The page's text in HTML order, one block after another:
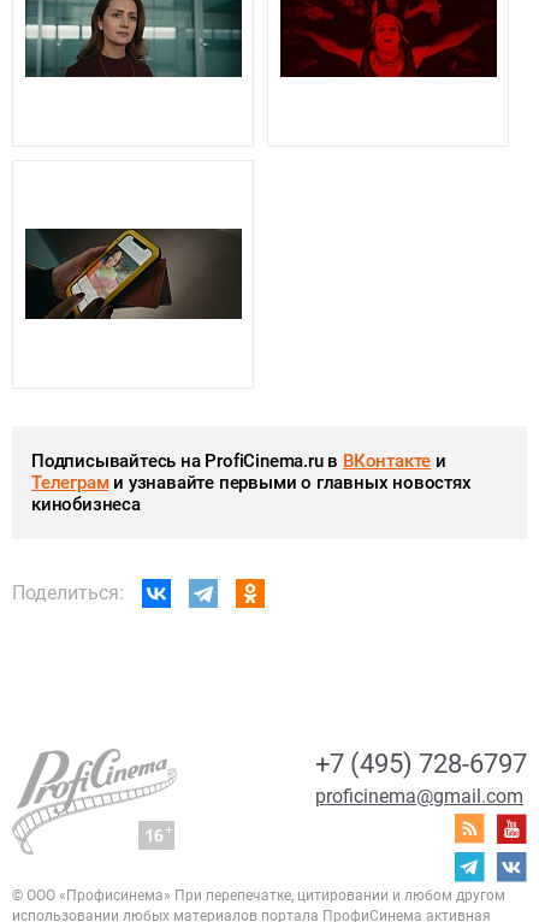
Подписывайтесь на ProfiCinema.ru в ВКонтакте и
Телеграми узнавайте первыми о главных новостях
кинобизнеса
Поделиться:
+7 (495) 728-6797
proficinema@gmail.com
© ООО «Профисинема» При перепечатке, цитировании и любом другом
использовании любых материалов портала ПрофиСинема активная